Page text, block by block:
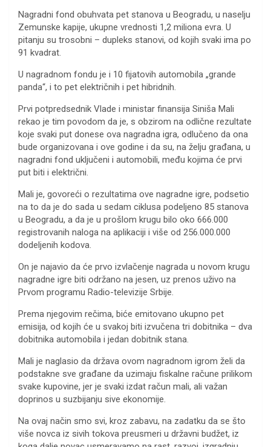
Nagradni fond obuhvata pet stanova u Beogradu, u naselju
Zemunske kapije, ukupne vrednosti 1,2 miliona evra. U
pitanju su trosobni – dupleks stanovi, od kojih svaki ima po
91 kvadrat.
U nagradnom fondu je i 10 fijatovih automobila „grande
panda“, i to pet električnih i pet hibridnih.
Prvi potpredsednik Vlade i ministar finansija Siniša Mali
rekao je tim povodom da je, s obzirom na odlične rezultate
koje svaki put donese ova nagradna igra, odlučeno da ona
bude organizovana i ove godine i da su, na želju građana, u
nagradni fond uključeni i automobili, među kojima će prvi
put biti i električni.
Mali je, govoreći o rezultatima ove nagradne igre, podsetio
na to da je do sada u sedam ciklusa podeljeno 85 stanova
u Beogradu, a da je u prošlom krugu bilo oko 666.000
registrovanih naloga na aplikaciji i više od 256.000.000
dodeljenih kodova.
On je najavio da će prvo izvlačenje nagrada u novom krugu
nagradne igre biti održano na jesen, uz prenos uživo na
Prvom programu Radio-televizije Srbije.
Prema njegovim rečima, biće emitovano ukupno pet
emisija, od kojih će u svakoj biti izvučena tri dobitnika – dva
dobitnika automobila i jedan dobitnik stana.
Mali je naglasio da država ovom nagradnom igrom želi da
podstakne sve građane da uzimaju fiskalne račune prilikom
svake kupovine, jer je svaki izdat račun mali, ali važan
doprinos u suzbijanju sive ekonomije.
Na ovaj način smo svi, kroz zabavu, na zadatku da se što
više novca iz sivih tokova preusmeri u državni budžet, iz